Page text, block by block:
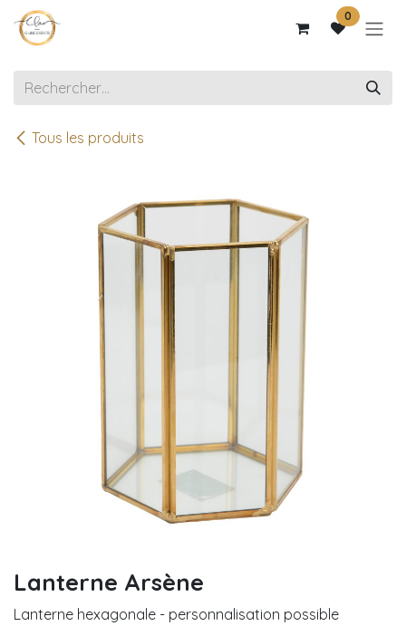
Se rendre au contenu 0
Tous les produits
Lanterne Arsène
Lanterne hexagonale - personnalisation possible